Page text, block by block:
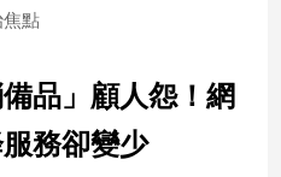
點
品」顧人怨！網
務卻變少